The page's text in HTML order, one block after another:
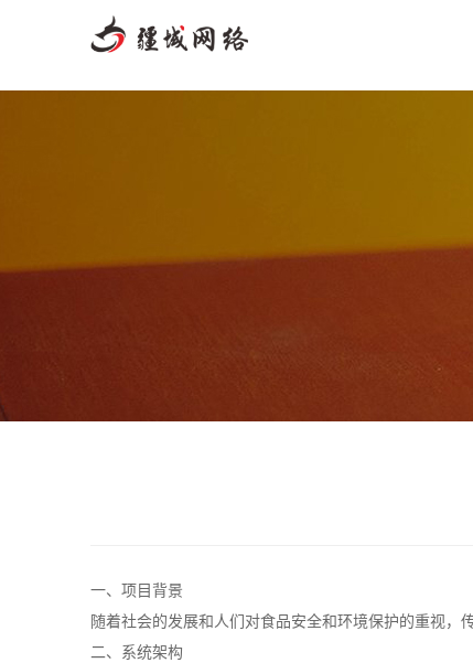
一、项目背景
随着社会的发展和人们对食品安全和环境保护的重视，
二、系统架构